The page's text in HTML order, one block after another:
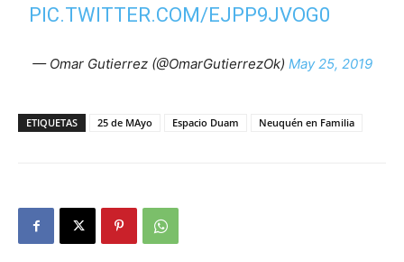
PIC.TWITTER.COM/EJPP9JVOG0
— Omar Gutierrez (@OmarGutierrezOk) May 25, 2019
ETIQUETAS 25 de MAyo Espacio Duam Neuquén en Familia